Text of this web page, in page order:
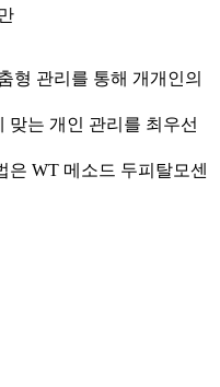
형 관리를 통해 개개인의
맞는 개인 관리를 최우선
은 WT 메소드 두피탈모센